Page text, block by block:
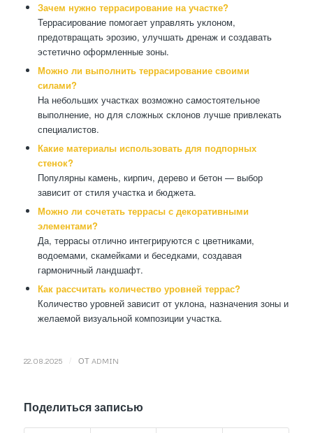
Зачем нужно террасирование на участке?
Террасирование помогает управлять уклоном,
предотвращать эрозию, улучшать дренаж и создавать
эстетично оформленные зоны.
Можно ли выполнить террасирование своими
силами?
На небольших участках возможно самостоятельное
выполнение, но для сложных склонов лучше привлекать
специалистов.
Какие материалы использовать для подпорных
стенок?
Популярны камень, кирпич, дерево и бетон — выбор
зависит от стиля участка и бюджета.
Можно ли сочетать террасы с декоративными
элементами?
Да, террасы отлично интегрируются с цветниками,
водоемами, скамейками и беседками, создавая
гармоничный ландшафт.
Как рассчитать количество уровней террас?
Количество уровней зависит от уклона, назначения зоны и
желаемой визуальной композиции участка.
22.08.2025 ОТ ADMIN
Поделиться записью